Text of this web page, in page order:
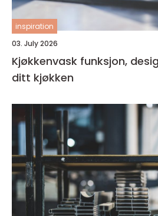
inspiration
03. July 2026
Kjøkkenvask funksjon, design og riktig valg til
ditt kjøkken